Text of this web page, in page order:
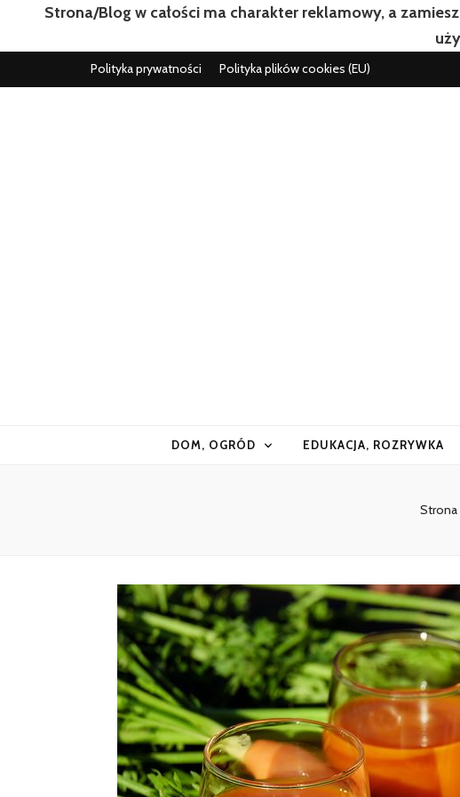
Strona/Blog w całości ma charakter reklamowy, a
Polityka prywatności Polityka plików cookies (EU)
DOM, OGRÓD EDUKACJA, ROZRYWKA
Strona